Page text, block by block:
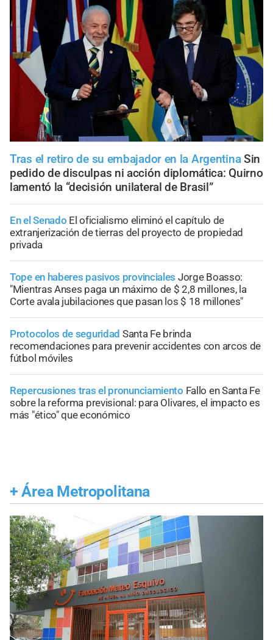
Tras el retiro de su embajador en la Argentina Sin
pedido de disculpas ni acción diplomática: Quirno
lamentó la “decisión unilateral de Brasil”
En el Senado El oficialismo eliminó el capítulo de
extranjerización de tierras del proyecto de propiedad
privada
Tope en haberes pasivos provinciales Jorge Boasso:
"Mientras Anses paga un máximo de $ 2,8 millones, la
Corte avala jubilaciones que pasan los $ 18 millones"
Protocolos de seguridad Santa Fe brinda
recomendaciones para prevenir accidentes con arcos de
fútbol móviles
Repercusiones tras el pronunciamiento Fallo en Santa Fe
sobre la reforma previsional: para Olivares, el impacto es
más "ético" que económico
+ Área Metropolitana